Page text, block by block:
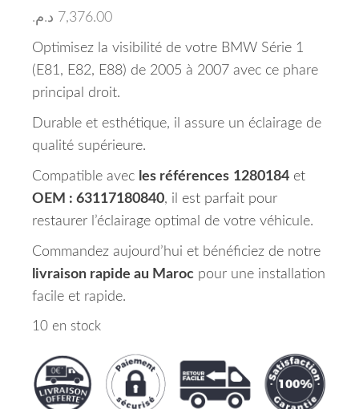
7,376.00 د.م.
Optimisez la visibilité de votre BMW Série 1
(E81, E82, E88) de 2005 à 2007 avec ce phare
principal droit.
Durable et esthétique, il assure un éclairage de
qualité supérieure.
Compatible avec les références 1280184 et
OEM : 63117180840, il est parfait pour
restaurer l’éclairage optimal de votre véhicule.
Commandez aujourd’hui et bénéficiez de notre
livraison rapide au Maroc pour une installation
facile et rapide.
10 en stock